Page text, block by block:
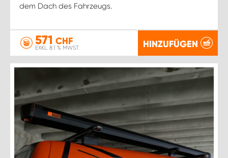
dem Dach des Fahrzeugs.
571 CHF
EXKL. 8.1 % MWST. HINZUFÜGEN